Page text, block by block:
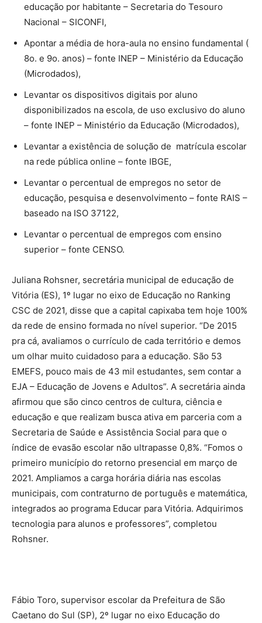
educação por habitante – Secretaria do Tesouro
Nacional – SICONFI,
Apontar a média de hora-aula no ensino fundamental (
8o. e 9o. anos) – fonte INEP – Ministério da Educação
(Microdados),
Levantar os dispositivos digitais por aluno
disponibilizados na escola, de uso exclusivo do aluno
– fonte INEP – Ministério da Educação (Microdados),
Levantar a existência de solução de matrícula escolar
na rede pública online – fonte IBGE,
Levantar o percentual de empregos no setor de
educação, pesquisa e desenvolvimento – fonte RAIS –
baseado na ISO 37122,
Levantar o percentual de empregos com ensino
superior – fonte CENSO.
Juliana Rohsner, secretária municipal de educação de
Vitória (ES), 1º lugar no eixo de Educação no Ranking
CSC de 2021, disse que a capital capixaba tem hoje 100%
da rede de ensino formada no nível superior. “De 2015
pra cá, avaliamos o currículo de cada território e demos
um olhar muito cuidadoso para a educação. São 53
EMEFS, pouco mais de 43 mil estudantes, sem contar a
EJA – Educação de Jovens e Adultos”. A secretária ainda
afirmou que são cinco centros de cultura, ciência e
educação e que realizam busca ativa em parceria com a
Secretaria de Saúde e Assistência Social para que o
índice de evasão escolar não ultrapasse 0,8%. “Fomos o
primeiro município do retorno presencial em março de
2021. Ampliamos a carga horária diária nas escolas
municipais, com contraturno de português e matemática,
integrados ao programa Educar para Vitória. Adquirimos
tecnologia para alunos e professores”, completou
Rohsner.
Fábio Toro, supervisor escolar da Prefeitura de São
Caetano do Sul (SP), 2º lugar no eixo Educação do